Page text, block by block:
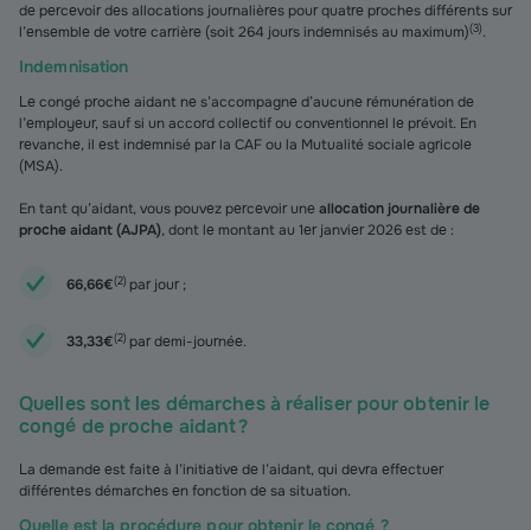
de percevoir des allocations journalières pour quatre proches différents sur
l’ensemble de votre carrière (soit 264 jours indemnisés au maximum)(3).
Indemnisation
Le congé proche aidant ne s’accompagne d’aucune rémunération de
l’employeur, sauf si un accord collectif ou conventionnel le prévoit. En
revanche, il est indemnisé par la CAF ou la Mutualité sociale agricole
(MSA).
En tant qu’aidant, vous pouvez percevoir uneallocation journalière de
proche aidant (AJPA), dont le montant au 1er janvier 2026 est de :
66,66€(2) par jour ;
33,33€(2) par demi-journée.
Quelles sont les démarches à réaliser pour obtenir le
congé de proche aidant ?
La demande est faite à l’initiative de l’aidant, qui devra effectuer
différentes démarches en fonction de sa situation.
Quelle est la procédure pour obtenir le congé ?